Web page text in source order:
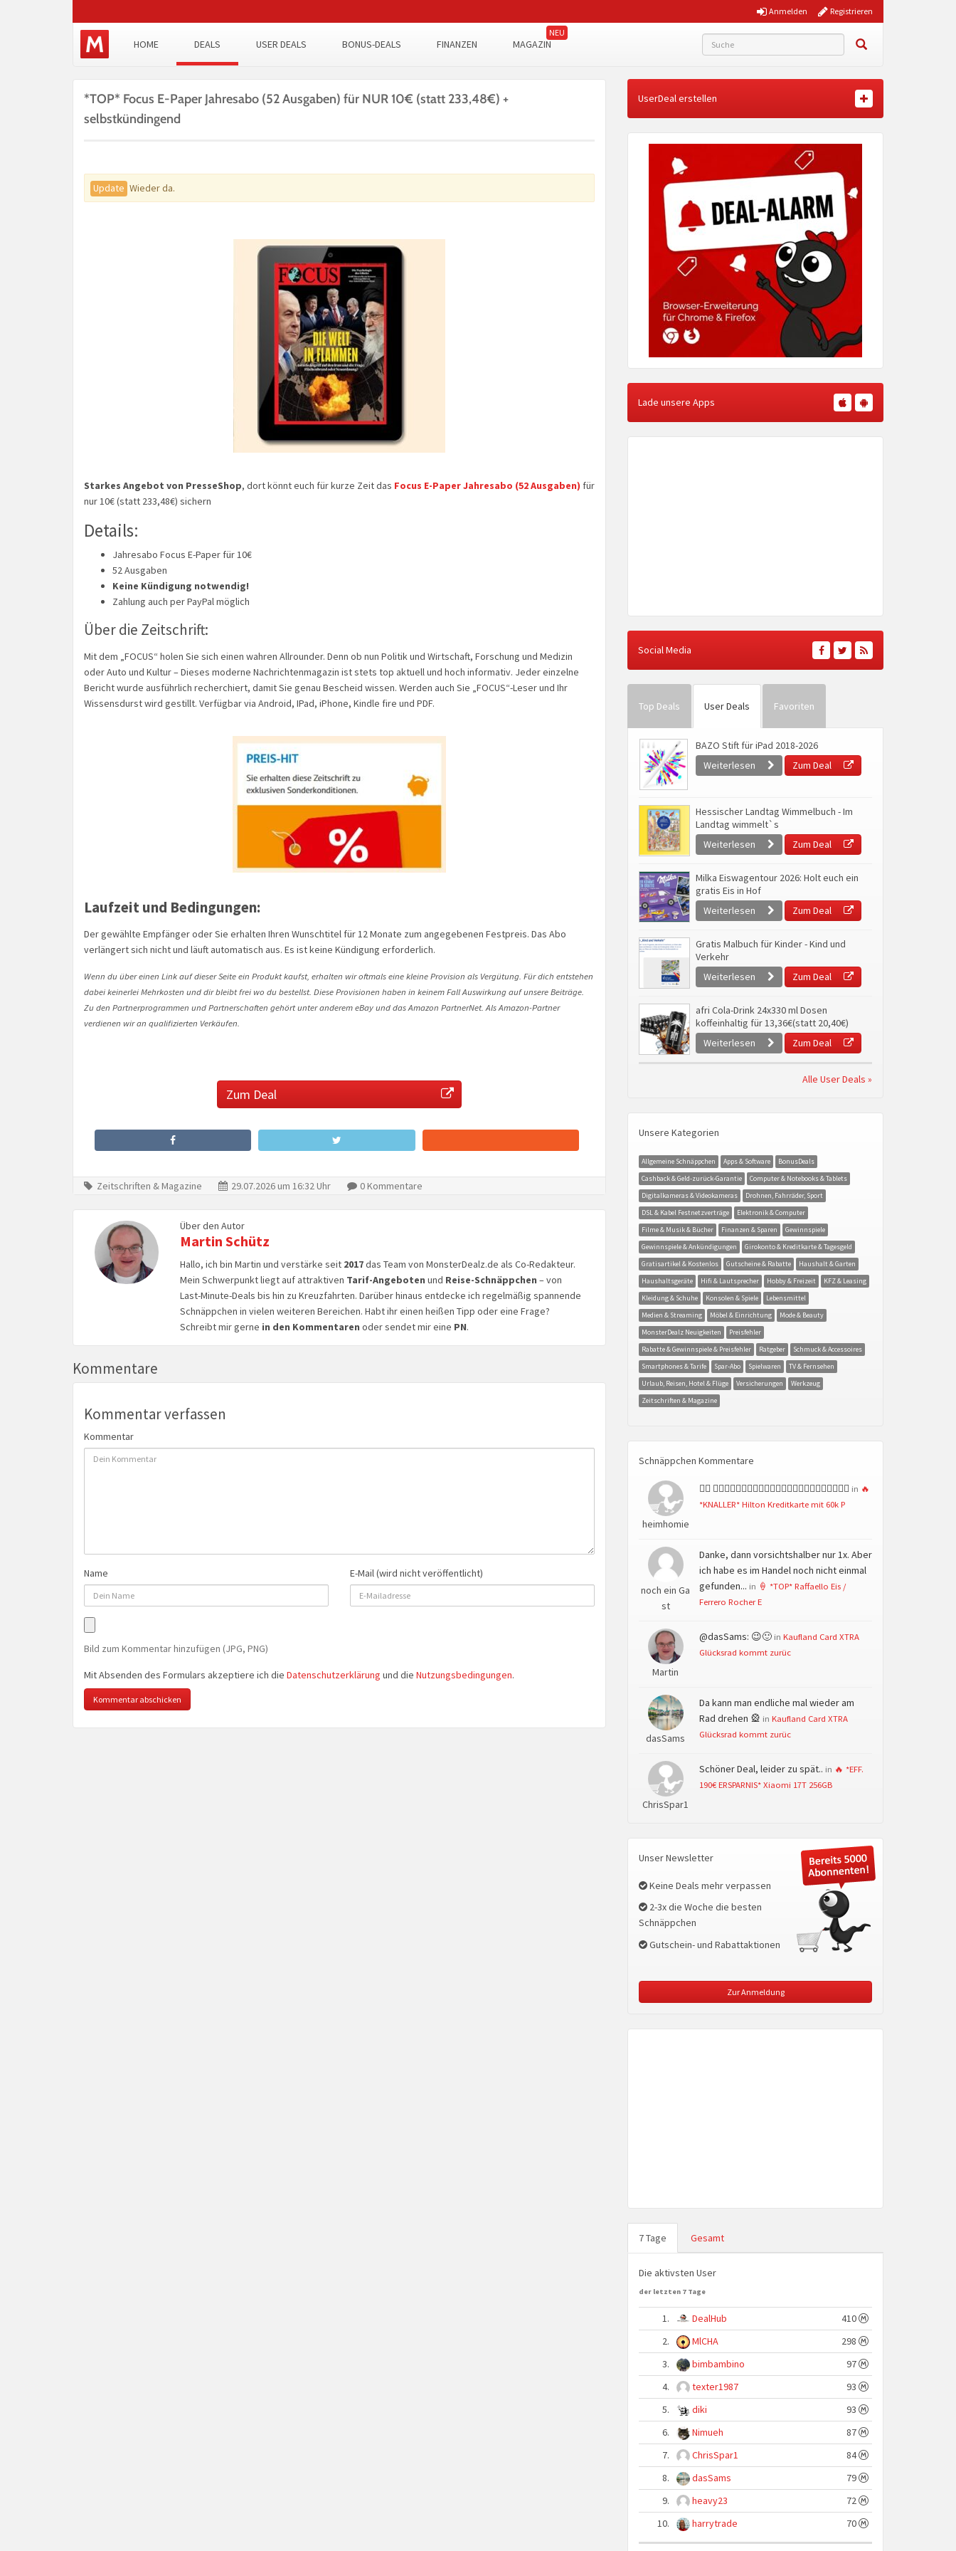
Registrieren
Anmelden
HOME DEALS USER DEALS BONUS-DEALS FINANZEN MAGAZIN
*TOP* Focus E-Paper Jahresabo (52 Ausgaben) für NUR 10€ (statt 233,48€) +
selbstkündingend
Update Wieder da.
Starkes Angebot von PresseShop, dort könnt euch für kurze Zeit das Focus E-Paper Jahresabo (52 Ausgaben) für
nur 10€ (statt 233,48€) sichern
Details:
Jahresabo Focus E-Paper für 10€
52 Ausgaben
Keine Kündigung notwendig!
Zahlung auch per PayPal möglich
Über die Zeitschrift:
Mit dem „FOCUS“ holen Sie sich einen wahren Allrounder. Denn ob nun Politik und Wirtschaft, Forschung und Medizin
oder Auto und Kultur – Dieses moderne Nachrichtenmagazin ist stets top aktuell und hoch informativ. Jeder einzelne
Bericht wurde ausführlich recherchiert, damit Sie genau Bescheid wissen. Werden auch Sie „FOCUS“-Leser und Ihr
Wissensdurst wird gestillt. Verfügbar via Android, IPad, iPhone, Kindle fire und PDF.
Laufzeit und Bedingungen:
Der gewählte Empfänger oder Sie erhalten Ihren Wunschtitel für 12 Monate zum angegebenen Festpreis. Das Abo
verlängert sich nicht und läuft automatisch aus. Es ist keine Kündigung erforderlich.
Wenn du über einen Link auf dieser Seite ein Produkt kaufst, erhalten wir oftmals eine kleine Provision als Vergütung. Für dich entstehen
dabei keinerlei Mehrkosten und dir bleibt frei wo du bestellst. Diese Provisionen haben in keinem Fall Auswirkung auf unsere Beiträge.
Zu den Partnerprogrammen und Partnerschaften gehört unter anderem eBay und das Amazon PartnerNet. Als Amazon-Partner
verdienen wir an qualifizierten Verkäufen.
Zum Deal
Zeitschriften & Magazine 29.07.2026 um 16:32 Uhr 0 Kommentare
Über den Autor
Martin Schütz
Hallo, ich bin Martin und verstärke seit 2017das Team von MonsterDealz.de als Co-Redakteur.
Mein Schwerpunkt liegt auf attraktiven Tarif-Angeboten und Reise-Schnäppchen – von
Last-Minute-Deals bis hin zu Kreuzfahrten. Darüber hinaus entdecke ich regelmäßig spannende
Schnäppchen in vielen weiteren Bereichen. Habt ihr einen heißen Tipp oder eine Frage?
Schreibt mir gerne in den Kommentaren oder sendet mir eine PN.
Kommentare
Kommentar verfassen
Kommentar
Name E-Mail (wird nicht veröffentlicht)
Bild zum Kommentar hinzufügen (JPG, PNG)
Mit Absenden des Formulars akzeptiere ich die Datenschutzerklärung und die Nutzungsbedingungen.
UserDeal erstellen
Lade unsere Apps
Social Media
Top Deals User Deals Favoriten
BAZO Stift für iPad 2018-2026
Weiterlesen
Zum Deal
Hessischer Landtag Wimmelbuch - Im
Landtag wimmelt`s
Weiterlesen
Zum Deal
Milka Eiswagentour 2026: Holt euch ein
gratis Eis in Hof
Weiterlesen
Zum Deal
Gratis Malbuch für Kinder - Kind und
Verkehr
Weiterlesen
Zum Deal
afri Cola-Drink 24x330 ml Dosen
koffeinhaltig für 13,36€(statt 20,40€)
Weiterlesen
Zum Deal
Alle User Deals »
Unsere Kategorien
Allgemeine Schnäppchen Apps & Software
BonusDeals
Cashback & Geld-zurück-Garantie
Computer & Notebooks & Tablets
Digitalkameras & Videokameras
Drohnen, Fahrräder, Sport
DSL & Kabel Festnetzverträge
Elektronik & Computer
Filme & Musik & Bücher
Finanzen & Sparen
Gewinnspiele
Gewinnspiele & Ankündigungen
Girokonto & Kreditkarte & Tagesgeld
Gratisartikel & Kostenlos
Gutscheine & Rabatte
Haushalt & Garten
Haushaltsgeräte
Hifi & Lautsprecher Hobby & Freizeit
KFZ & Leasing
Kleidung & Schuhe
Konsolen & Spiele
Lebensmittel
Medien & Streaming
Möbel & Einrichtung
Mode & Beauty
MonsterDealz Neuigkeiten
Preisfehler
Rabatte & Gewinnspiele & Preisfehler
Ratgeber
Schmuck & Accessoires
Smartphones & Tarife
Spar-Abo Spielwaren
TV & Fernsehen
Urlaub, Reisen, Hotel & Flüge
Versicherungen
Werkzeug
Zeitschriften & Magazine
Schnäppchen Kommentare
heimhomie
👍🏻 👍🏻👍🏻👍🏻👍🏻👍🏻👍🏻👍🏻👍🏻👍🏻👍🏻👍🏻👍🏻 in 🔥
*KNALLER* Hilton Kreditkarte mit 60k P
noch ein Ga
st
Danke, dann vorsichtshalber nur 1x. Aber
ich habe es im Handel noch nicht einmal
gefunden... in 🍦 *TOP* Raffaello Eis /
Ferrero Rocher E
Martin
@dasSams: 😉🙂 in Kaufland Card XTRA
Glücksrad kommt zurüc
dasSams
Da kann man endliche mal wieder am
Rad drehen 🎡 in Kaufland Card XTRA
Glücksrad kommt zurüc
ChrisSpar1
Schöner Deal, leider zu spät.. in 🔥 *EFF.
190€ ERSPARNIS* Xiaomi 17T 256GB
Unser Newsletter
Keine Deals mehr verpassen
2-3x die Woche die besten
Schnäppchen
Gutschein- und Rabattaktionen
Zur Anmeldung
7 Tage Gesamt
Die aktivsten User
der letzten 7 Tage
1. DealHub
410
2.
MlCHA
298
3.
bimbambino
97
4.
texter1987
93
5.
diki
93
6.
Nimueh
87
7.
ChrisSpar1
84
8.
dasSams
79
9.
heavy23
72
10.
harrytrade 70